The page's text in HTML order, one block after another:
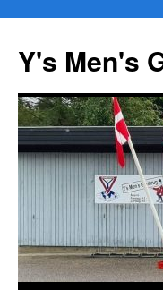
Y's Men's